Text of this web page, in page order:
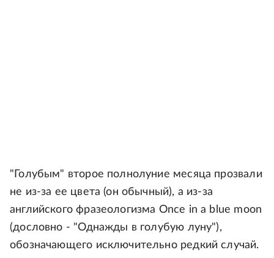
"Голубым" второе полнолуние месяца прозвали
не из-за ее цвета (он обычный), а из-за
английского фразеологизма Once in a blue moon
(дословно - "Однажды в голубую луну"),
обозначающего исключительно редкий случай.